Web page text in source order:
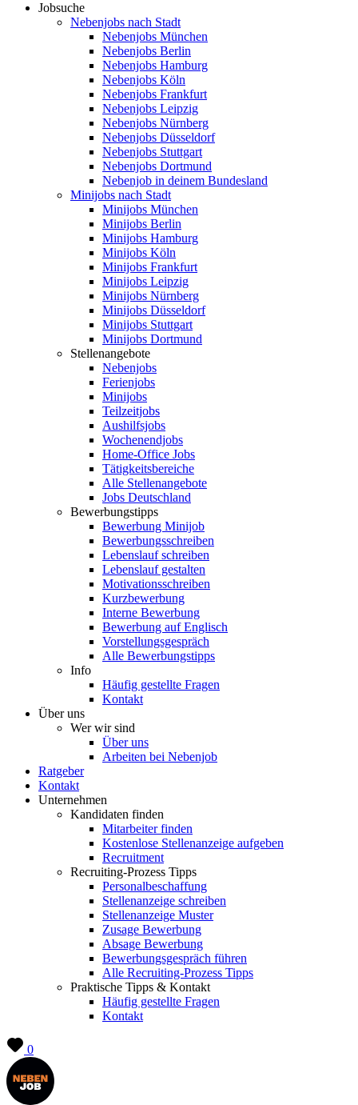
Jobsuche
Nebenjobs nach Stadt
Nebenjobs München
Nebenjobs Berlin
Nebenjobs Hamburg
Nebenjobs Köln
Nebenjobs Frankfurt
Nebenjobs Leipzig
Nebenjobs Nürnberg
Nebenjobs Düsseldorf
Nebenjobs Stuttgart
Nebenjobs Dortmund
Nebenjob in deinem Bundesland
Minijobs nach Stadt
Minijobs München
Minijobs Berlin
Minijobs Hamburg
Minijobs Köln
Minijobs Frankfurt
Minijobs Leipzig
Minijobs Nürnberg
Minijobs Düsseldorf
Minijobs Stuttgart
Minijobs Dortmund
Stellenangebote
Nebenjobs
Ferienjobs
Minijobs
Teilzeitjobs
Aushilfsjobs
Wochenendjobs
Home-Office Jobs
Tätigkeitsbereiche
Alle Stellenangebote
Jobs Deutschland
Bewerbungstipps
Bewerbung Minijob
Bewerbungsschreiben
Lebenslauf schreiben
Lebenslauf gestalten
Motivationsschreiben
Kurzbewerbung
Interne Bewerbung
Bewerbung auf Englisch
Vorstellungsgespräch
Alle Bewerbungstipps
Info
Häufig gestellte Fragen
Kontakt
Über uns
Wer wir sind
Über uns
Arbeiten bei Nebenjob
Ratgeber
Kontakt
Unternehmen
Kandidaten finden
Mitarbeiter finden
Kostenlose Stellenanzeige aufgeben
Recruitment
Recruiting-Prozess Tipps
Personalbeschaffung
Stellenanzeige schreiben
Stellenanzeige Muster
Zusage Bewerbung
Absage Bewerbung
Bewerbungsgespräch führen
Alle Recruiting-Prozess Tipps
Praktische Tipps & Kontakt
Häufig gestellte Fragen
Kontakt
0